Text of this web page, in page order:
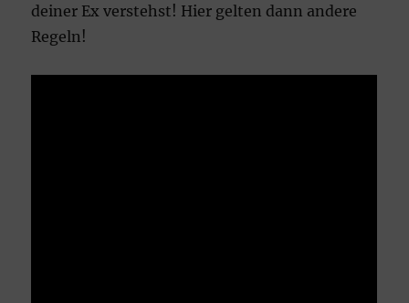
deiner Ex verstehst! Hier gelten dann andere
Regeln!